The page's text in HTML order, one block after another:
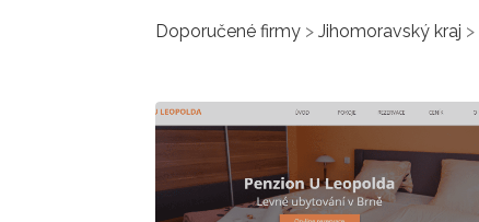
Doporučené firmy > Jihomoravský kraj >